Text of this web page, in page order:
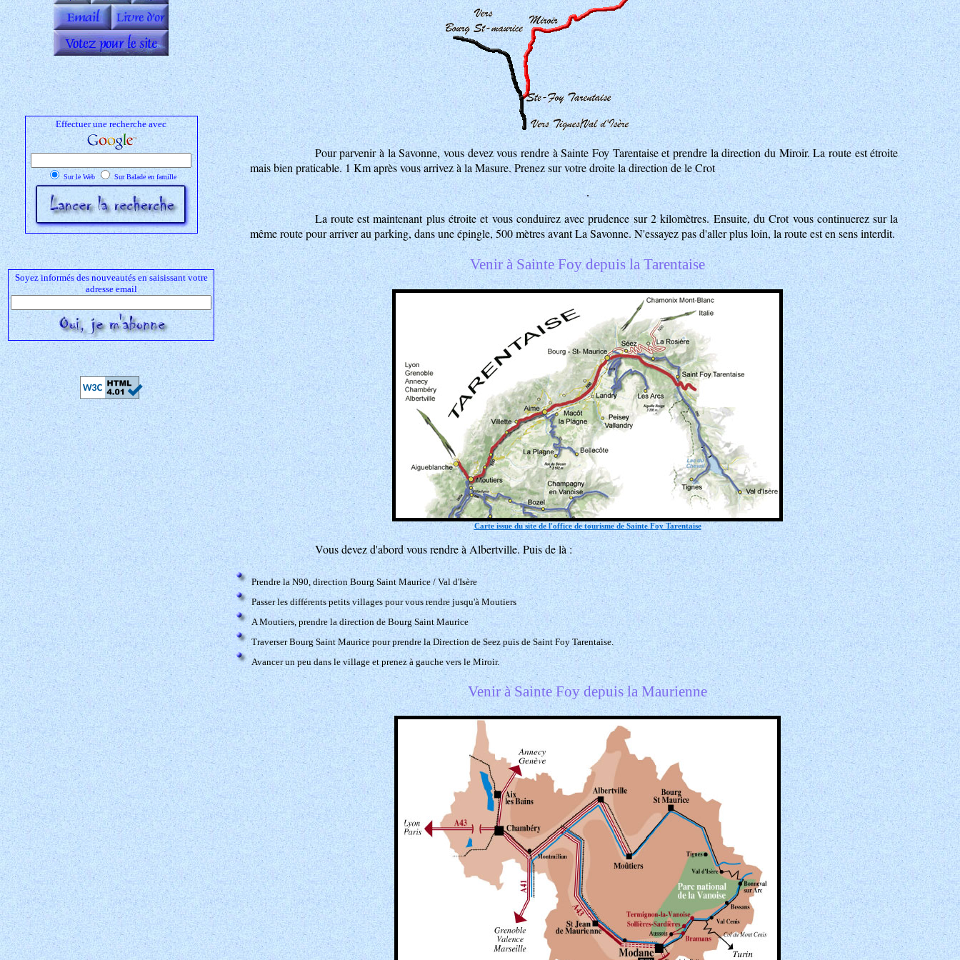
Effectuer une recherche avec
Sur le Web Sur Balade en famille
Soyez informés des nouveautés en saisissant votre
adresse email
Pour parvenir à la Savonne, vous devez vous rendre à Sainte Foy Tarentaise et prendre la direction du Miroir. La route est étroite
mais bien praticable. 1 Km après vous arrivez àla Masure. Prenez sur votre droite la direction dele Crot
.
La route est maintenant plus étroite et vous conduirez avec prudence sur 2 kilomètres. Ensuite, du Crot vous continuerez sur la
même route pour arriver au parking, dans une épingle, 500 mètres avant La Savonne. N'essayez pas d'aller plus loin, la route est en sens interdit.
Venir à Sainte Foy depuis la Tarentaise
Carte issue du site de l'office de tourisme de Sainte Foy Tarentaise
Vous devez d'abord vous rendre à Albertville. Puis de là :
Prendre la N90, direction Bourg Saint Maurice / Val d'Isère
Passer les différents petits villages pour vous rendre jusqu'à Moutiers
A Moutiers, prendre la direction de Bourg Saint Maurice
Traverser Bourg Saint Maurice pour prendre la Direction de Seez puis de Saint Foy Tarentaise.
Avancer un peu dans le village et prenez à gauche vers le Miroir.
Venir à Sainte Foy depuis la Maurienne